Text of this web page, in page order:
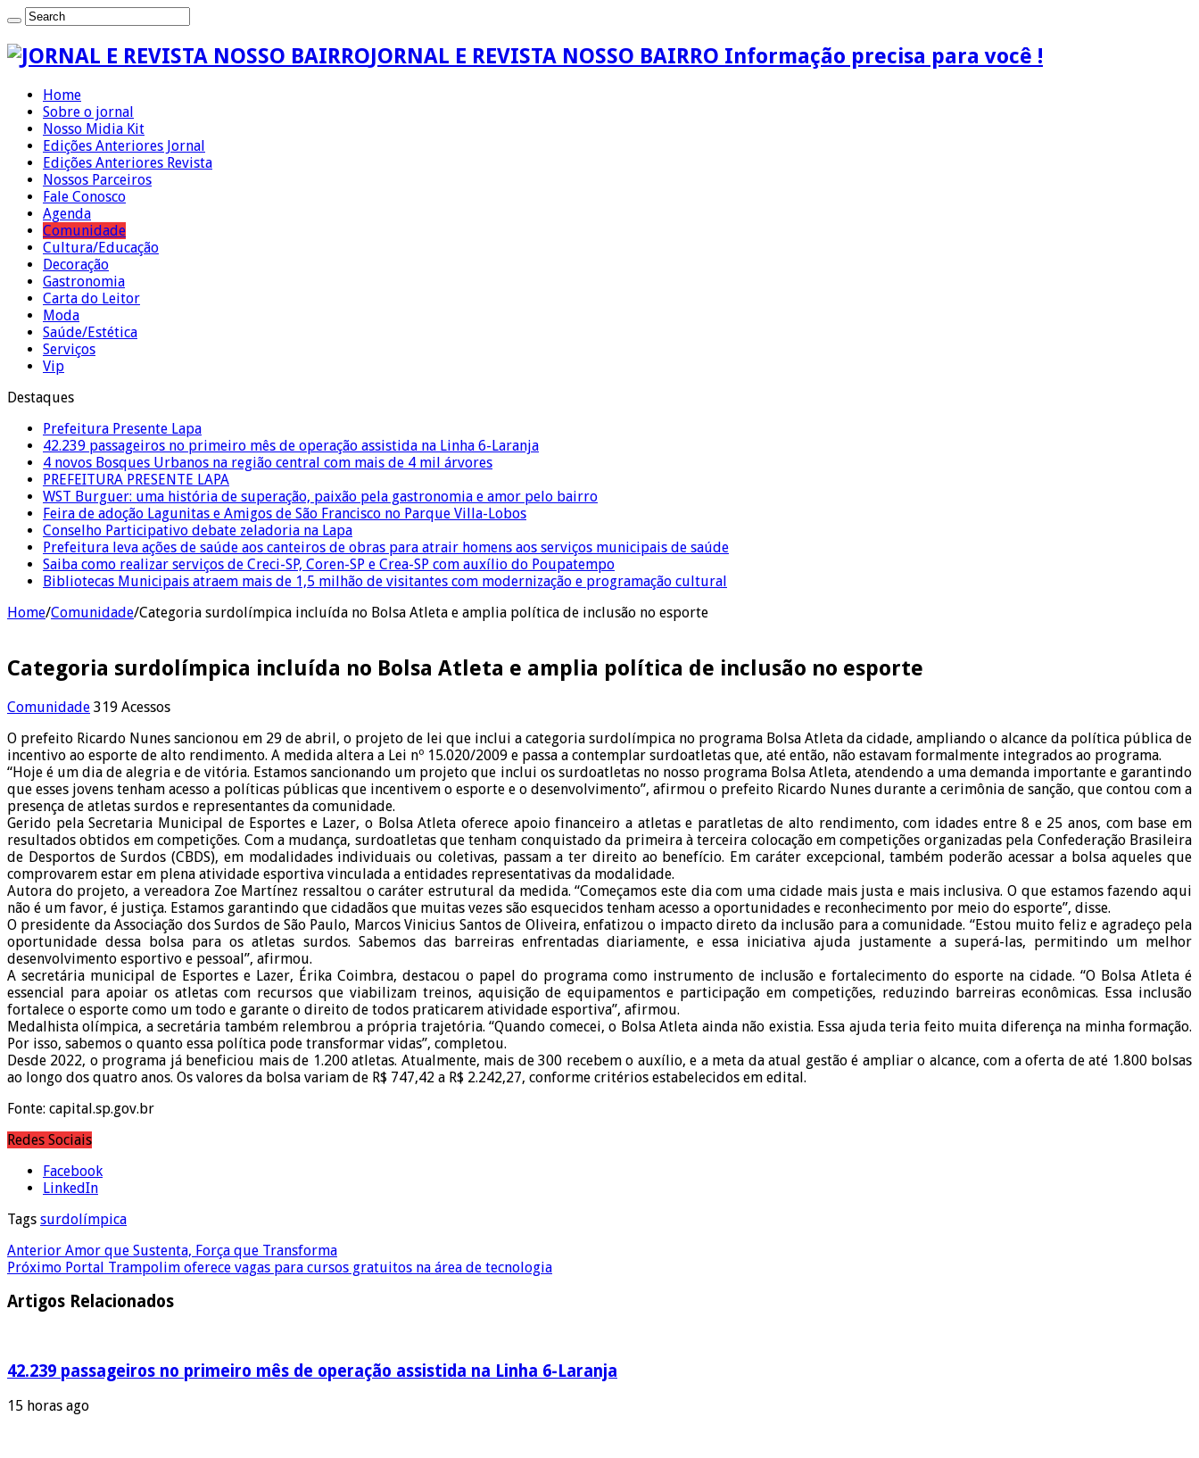
JORNAL E REVISTA NOSSO BAIRRO Informação precisa para você !
Home
Sobre o jornal
Nosso Midia Kit
Edições Anteriores Jornal
Edições Anteriores Revista
Nossos Parceiros
Fale Conosco
Agenda
Comunidade
Cultura/Educação
Decoração
Gastronomia
Carta do Leitor
Moda
Saúde/Estética
Serviços
Vip
Destaques
Prefeitura Presente Lapa
42.239 passageiros no primeiro mês de operação assistida na Linha 6-Laranja
4 novos Bosques Urbanos na região central com mais de 4 mil árvores
PREFEITURA PRESENTE LAPA
WST Burguer: uma história de superação, paixão pela gastronomia e amor pelo bairro
Feira de adoção Lagunitas e Amigos de São Francisco no Parque Villa-Lobos
Conselho Participativo debate zeladoria na Lapa
Prefeitura leva ações de saúde aos canteiros de obras para atrair homens aos serviços municipais de saúde
Saiba como realizar serviços de Creci-SP, Coren-SP e Crea-SP com auxílio do Poupatempo
Bibliotecas Municipais atraem mais de 1,5 milhão de visitantes com modernização e programação cultural
Home/Comunidade/Categoria surdolímpica incluída no Bolsa Atleta e amplia política de inclusão no esporte
Categoria surdolímpica incluída no Bolsa Atleta e amplia política de inclusão no esporte
Comunidade 319 Acessos
O prefeito Ricardo Nunes sancionou em 29 de abril, o projeto de lei que inclui a categoria surdolímpica no programa Bolsa Atleta da cidade, ampliando o alcance da política pública de
incentivo ao esporte de alto rendimento. A medida altera a Lei nº 15.020/2009 e passa a contemplar surdoatletas que, até então, não estavam formalmente integrados ao programa.
“Hoje é um dia de alegria e de vitória. Estamos sancionando um projeto que inclui os surdoatletas no nosso programa Bolsa Atleta, atendendo a uma demanda importante e garantindo
que esses jovens tenham acesso a políticas públicas que incentivem o esporte e o desenvolvimento”, afirmou o prefeito Ricardo Nunes durante a cerimônia de sanção, que contou com a
presença de atletas surdos e representantes da comunidade.
Gerido pela Secretaria Municipal de Esportes e Lazer, o Bolsa Atleta oferece apoio financeiro a atletas e paratletas de alto rendimento, com idades entre 8 e 25 anos, com base em
resultados obtidos em competições. Com a mudança, surdoatletas que tenham conquistado da primeira à terceira colocação em competições organizadas pela Confederação Brasileira
de Desportos de Surdos (CBDS), em modalidades individuais ou coletivas, passam a ter direito ao benefício. Em caráter excepcional, também poderão acessar a bolsa aqueles que
comprovarem estar em plena atividade esportiva vinculada a entidades representativas da modalidade.
Autora do projeto, a vereadora Zoe Martínez ressaltou o caráter estrutural da medida. “Começamos este dia com uma cidade mais justa e mais inclusiva. O que estamos fazendo aqui
não é um favor, é justiça. Estamos garantindo que cidadãos que muitas vezes são esquecidos tenham acesso a oportunidades e reconhecimento por meio do esporte”, disse.
O presidente da Associação dos Surdos de São Paulo, Marcos Vinicius Santos de Oliveira, enfatizou o impacto direto da inclusão para a comunidade. “Estou muito feliz e agradeço pela
oportunidade dessa bolsa para os atletas surdos. Sabemos das barreiras enfrentadas diariamente, e essa iniciativa ajuda justamente a superá-las, permitindo um melhor
desenvolvimento esportivo e pessoal”, afirmou.
A secretária municipal de Esportes e Lazer, Érika Coimbra, destacou o papel do programa como instrumento de inclusão e fortalecimento do esporte na cidade. “O Bolsa Atleta é
essencial para apoiar os atletas com recursos que viabilizam treinos, aquisição de equipamentos e participação em competições, reduzindo barreiras econômicas. Essa inclusão
fortalece o esporte como um todo e garante o direito de todos praticarem atividade esportiva”, afirmou.
Medalhista olímpica, a secretária também relembrou a própria trajetória. “Quando comecei, o Bolsa Atleta ainda não existia. Essa ajuda teria feito muita diferença na minha formação.
Por isso, sabemos o quanto essa política pode transformar vidas”, completou.
Desde 2022, o programa já beneficiou mais de 1.200 atletas. Atualmente, mais de 300 recebem o auxílio, e a meta da atual gestão é ampliar o alcance, com a oferta de até 1.800 bolsas
ao longo dos quatro anos. Os valores da bolsa variam de R$ 747,42 a R$ 2.242,27, conforme critérios estabelecidos em edital.
Fonte: capital.sp.gov.br
Redes Sociais
Facebook
LinkedIn
Tags surdolímpica
Anterior Amor que Sustenta, Força que Transforma
Próximo Portal Trampolim oferece vagas para cursos gratuitos na área de tecnologia
Artigos Relacionados
42.239 passageiros no primeiro mês de operação assistida na Linha 6-Laranja
15 horas ago